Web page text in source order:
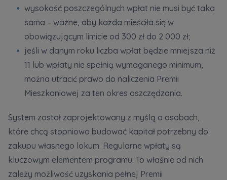
wysokość poszczególnych wpłat nie musi być taka
sama – ważne, aby każda mieściła się w
obowiązującym limicie od 300 zł do 2 000 zł;
jeśli w danym roku liczba wpłat będzie mniejsza niż
11 lub wpłaty nie spełnią wymaganego minimum,
można utracić prawo do naliczenia Premii
Mieszkaniowej za ten okres oszczędzania.
System został zaprojektowany z myślą o osobach,
które chcą stopniowo budować kapitał potrzebny do
zakupu własnego lokum. Regularne wpłaty są
kluczowym elementem programu. To właśnie od nich
zależy możliwość uzyskania pełnej Premii